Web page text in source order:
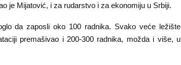
je Mijatović, i za rudarstvo i za ekonomiju u Srbiji.
da zaposli oko 100 radnika. Svako veće ležište
premašivao i 200-300 radnika, možda i više, u